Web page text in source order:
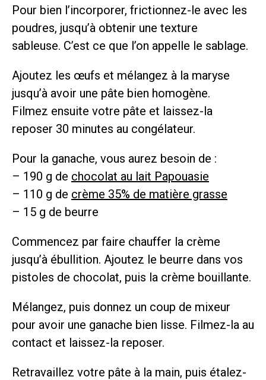
Pour bien l’incorporer, frictionnez-le avec les
poudres, jusqu’à obtenir une texture
sableuse. C’est ce que l’on appelle le sablage.
Ajoutez les œufs et mélangez à la maryse
jusqu’à avoir une pâte bien homogène.
Filmez ensuite votre pâte et laissez-la
reposer 30 minutes au congélateur.
Pour la ganache, vous aurez besoin de :
– 190 g de chocolat au lait Papouasie
– 110 g de crème 35% de matière grasse
– 15 g de beurre
Commencez par faire chauffer la crème
jusqu’à ébullition. Ajoutez le beurre dans vos
pistoles de chocolat, puis la crème bouillante.
Mélangez, puis donnez un coup de mixeur
pour avoir une ganache bien lisse. Filmez-la au
contact et laissez-la reposer.
Retravaillez votre pâte à la main, puis étalez-